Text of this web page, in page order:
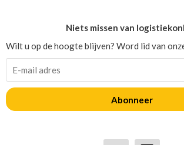
Niets missen van
Wilt u op de hoogte blijven? Word lid van
Abonneer